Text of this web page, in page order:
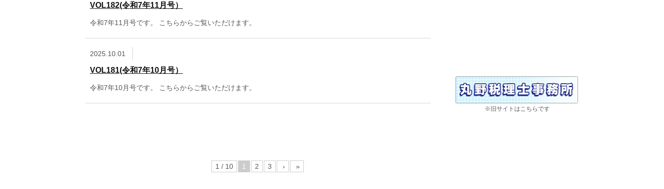
VOL182(令和7年11月号）
令和7年11月号です。 こちらからご覧いただけます。
2025.10.01
VOL181(令和7年10月号）
令和7年10月号です。 こちらからご覧いただけます。
1 / 10 1 2 3 › »
※旧サイトはこちらです